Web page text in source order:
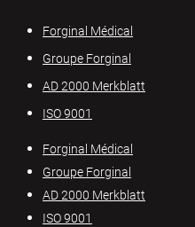
Forginal Médical
Groupe Forginal
AD 2000 Merkblatt
ISO 9001
Forginal Médical
Groupe Forginal
AD 2000 Merkblatt
ISO 9001